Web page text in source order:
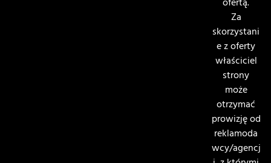
ofertą.
Za
skorzystani
e z oferty
właściciel
strony
może
otrzymać
prowizję od
reklamoda
wcy/agencj